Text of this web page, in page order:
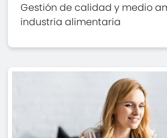
Gestión de calidad y medio
industria alimentaria